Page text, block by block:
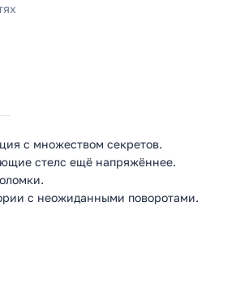
с множеством секретов.
стелс ещё напряжённее.
с неожиданными поворотами.